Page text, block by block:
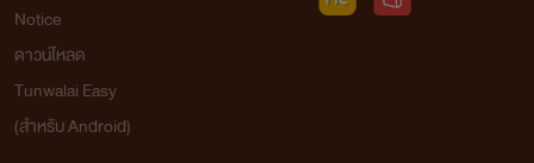
Notice
ดาวน์โหลด
Tunwalai Easy
(สำหรับ Android)